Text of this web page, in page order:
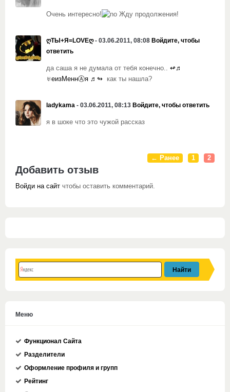
Очень интересно! Жду продолжения!
ღТЫ+Я=LOVEღ- 03.06.2011, 08:08 Войдите, чтобы
ответить
да саша я не думала от тебя конечно.. ↫♬
♅еизМеннⒶя ♬↬ как ты нашла?
ladykama - 03.06.2011, 08:13 Войдите, чтобы ответить
я в шоке что это чужой рассказ
← Ранее 1 2
Добавить отзыв
Войди на сайт чтобы оставить комментарий.
Меню
Функционал Сайта
Разделители
Оформление профиля и групп
Рейтинг